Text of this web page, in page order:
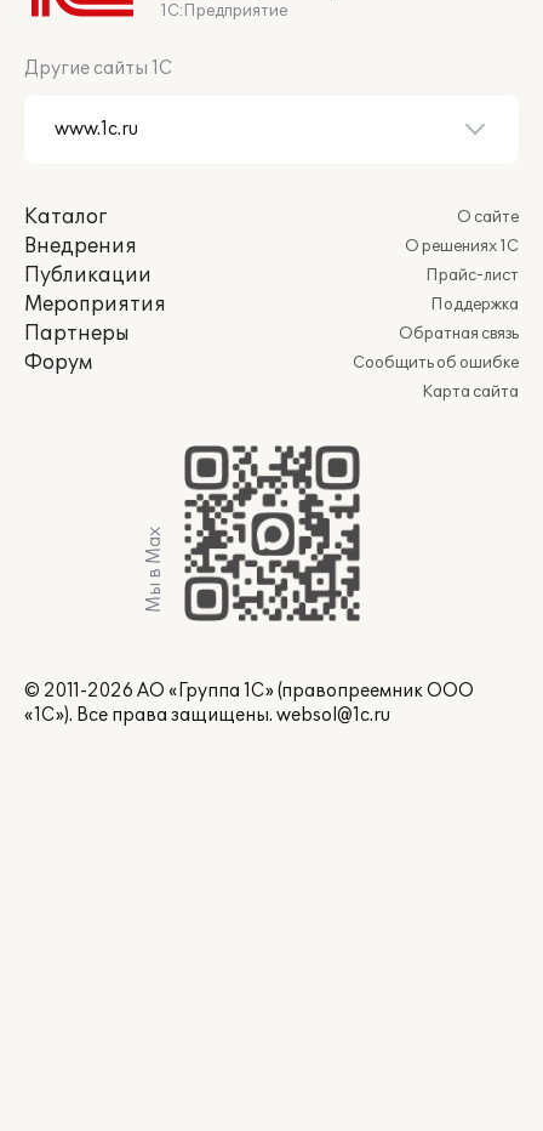
1С:Предприятие
Другие сайты 1С
Каталог
Внедрения
Публикации
Мероприятия
Партнеры
Форум
О сайте
О решениях 1С
Прайс-лист
Поддержка
Обратная связь
Сообщить об ошибке
Карта сайта
Мы в Max
© 2011-2026 АО «Группа 1С» (правопреемник ООО
«1С»). Все права защищены. websol@1c.ru